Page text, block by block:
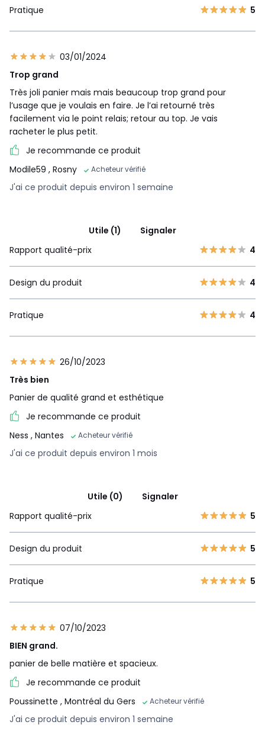
Pratique 5
03/01/2024
Trop grand
Très joli panier mais mais beaucoup trop grand pour
l’usage que je voulais en faire. Je l’ai retourné très
facilement via le point relais; retour au top. Je vais
racheter le plus petit.
Je recommande ce produit
Modile59 , Rosny Acheteur vérifié
J'ai ce produit depuis environ 1 semaine
Utile (1)
Signaler
Rapport qualité-prix
4
Design du produit 4
Pratique 4
26/10/2023
Très bien
Panier de qualité grand et esthétique
Je recommande ce produit
Ness , Nantes Acheteur vérifié
J'ai ce produit depuis environ 1 mois
Utile (0)
Signaler
Rapport qualité-prix
5
Design du produit 5
Pratique 5
07/10/2023
BIEN grand.
panier de belle matière et spacieux.
Je recommande ce produit
Poussinette , Montréal du Gers Acheteur vérifié
J'ai ce produit depuis environ 1 semaine